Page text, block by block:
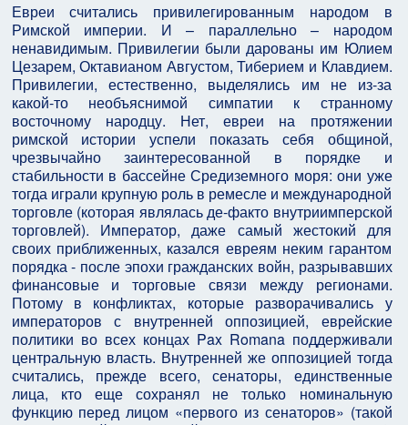
Евреи считались привилегированным народом в
Римской империи. И – параллельно – народом
ненавидимым. Привилегии были дарованы им Юлием
Цезарем, Октавианом Августом, Тиберием и Клавдием.
Привилегии, естественно, выделялись им не из-за
какой-то необъяснимой симпатии к странному
восточному народцу. Нет, евреи на протяжении
римской истории успели показать себя общиной,
чрезвычайно заинтересованной в порядке и
стабильности в бассейне Средиземного моря: они уже
тогда играли крупную роль в ремесле и международной
торговле (которая являлась де-факто внутриимперской
торговлей). Император, даже самый жестокий для
своих приближенных, казался евреям неким гарантом
порядка - после эпохи гражданских войн, разрывавших
финансовые и торговые связи между регионами.
Потому в конфликтах, которые разворачивались у
императоров с внутренней оппозицией, еврейские
политики во всех концах Pax Romana поддерживали
центральную власть. Внутренней же оппозицией тогда
считались, прежде всего, сенаторы, единственные
лица, кто еще сохранял не только номинальную
функцию перед лицом «первого из сенаторов» (такой